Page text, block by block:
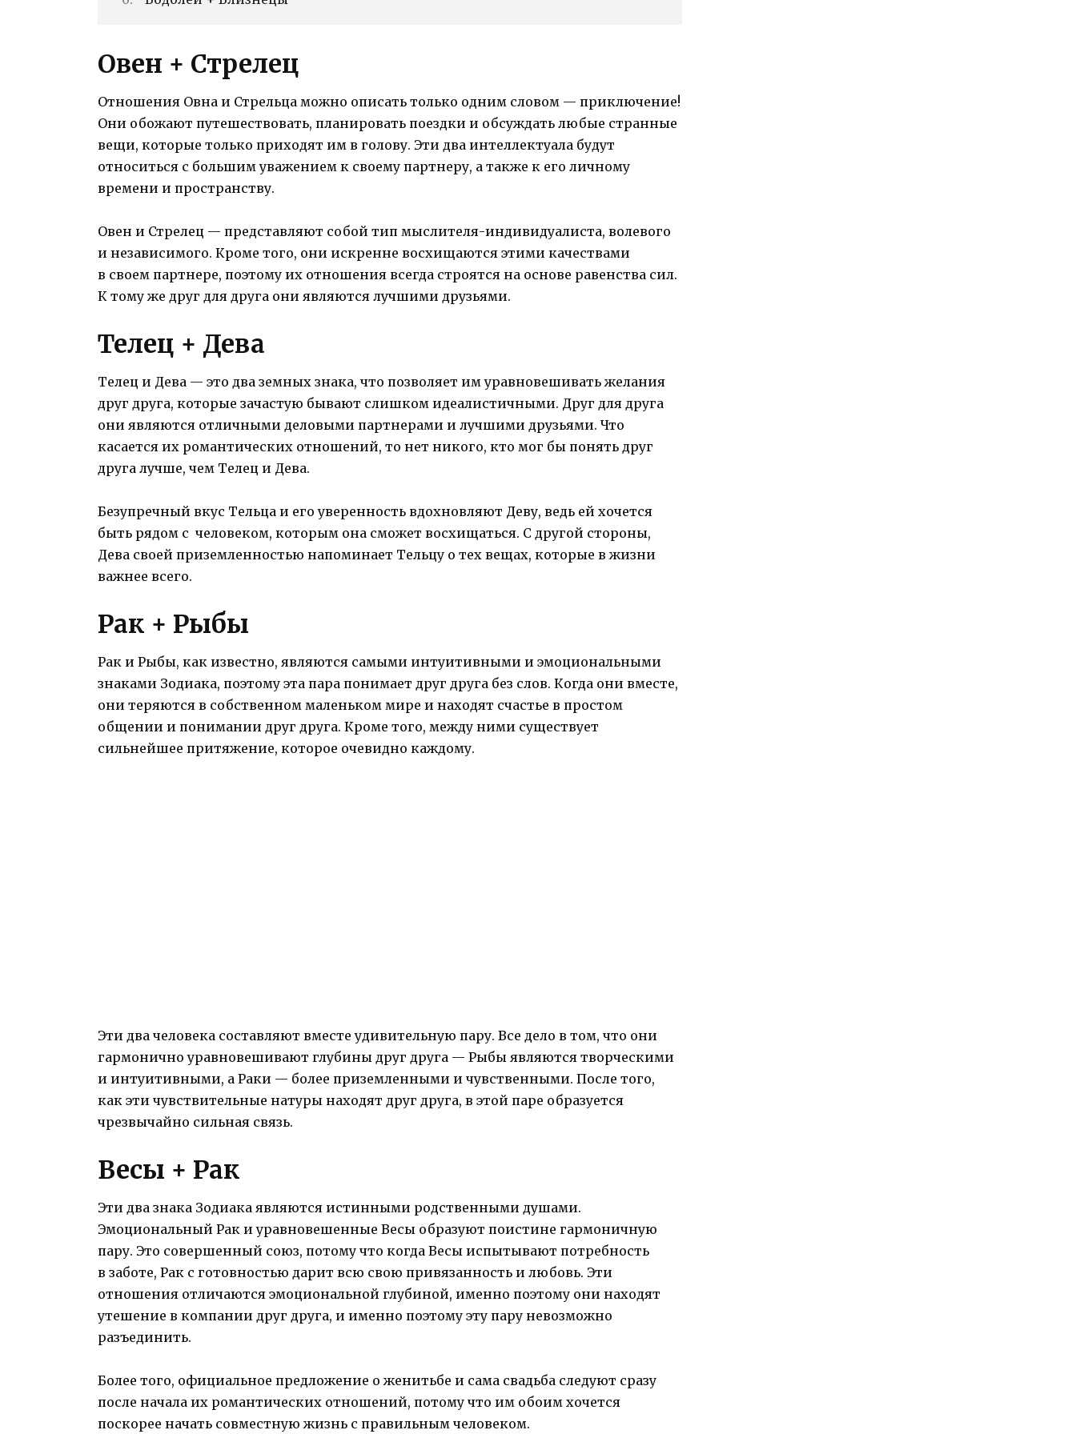
Овен + Стрелец
Отношения Овна и Стрельца можно описать только одним словом — приключение!
Они обожают путешествовать, планировать поездки и обсуждать любые странные
вещи, которые только приходят им в голову. Эти два интеллектуала будут
относиться с большим уважением к своему партнеру, а также к его личному
времени и пространству.
Овен и Стрелец — представляют собой тип мыслителя-индивидуалиста, волевого
и независимого. Кроме того, они искренне восхищаются этими качествами
в своем партнере, поэтому их отношения всегда строятся на основе равенства сил.
К тому же друг для друга они являются лучшими друзьями.
Телец + Дева
Телец и Дева — это два земных знака, что позволяет им уравновешивать желания
друг друга, которые зачастую бывают слишком идеалистичными. Друг для друга
они являются отличными деловыми партнерами и лучшими друзьями. Что
касается их романтических отношений, то нет никого, кто мог бы понять друг
друга лучше, чем Телец и Дева.
Безупречный вкус Тельца и его уверенность вдохновляют Деву, ведь ей хочется
быть рядом с человеком, которым она сможет восхищаться. С другой стороны,
Дева своей приземленностью напоминает Тельцу о тех вещах, которые в жизни
важнее всего.
Рак + Рыбы
Рак и Рыбы, как известно, являются самыми интуитивными и эмоциональными
знаками Зодиака, поэтому эта пара понимает друг друга без слов. Когда они вместе,
они теряются в собственном маленьком мире и находят счастье в простом
общении и понимании друг друга. Кроме того, между ними существует
сильнейшее притяжение, которое очевидно каждому.
Эти два человека составляют вместе удивительную пару. Все дело в том, что они
гармонично уравновешивают глубины друг друга — Рыбы являются творческими
и интуитивными, а Раки — более приземленными и чувственными. После того,
как эти чувствительные натуры находят друг друга, в этой паре образуется
чрезвычайно сильная связь.
Весы + Рак
Эти два знака Зодиака являются истинными родственными душами.
Эмоциональный Рак и уравновешенные Весы образуют поистине гармоничную
пару. Это совершенный союз, потому что когда Весы испытывают потребность
в заботе, Рак с готовностью дарит всю свою привязанность и любовь. Эти
отношения отличаются эмоциональной глубиной, именно поэтому они находят
утешение в компании друг друга, и именно поэтому эту пару невозможно
разъединить.
Более того, официальное предложение о женитьбе и сама свадьба следуют сразу
после начала их романтических отношений, потому что им обоим хочется
поскорее начать совместную жизнь с правильным человеком.